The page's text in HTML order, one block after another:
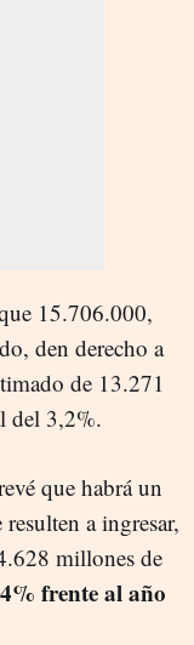
15.706.000,
den derecho a
de 13.271
del 3,2%.
que habrá un
a ingresar,
millones de
frente al año